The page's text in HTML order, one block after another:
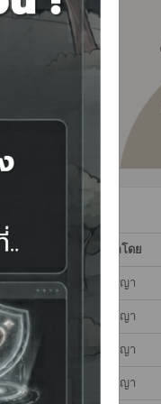
อับข้อมูลโดย
นางศรัญญา
นางศรัญญา
นางศรัญญา
นางศรัญญา